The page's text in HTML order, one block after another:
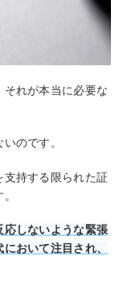
れが本当に必要な
のです。
支持する限られた証
応しないような緊張
おいて注目され、